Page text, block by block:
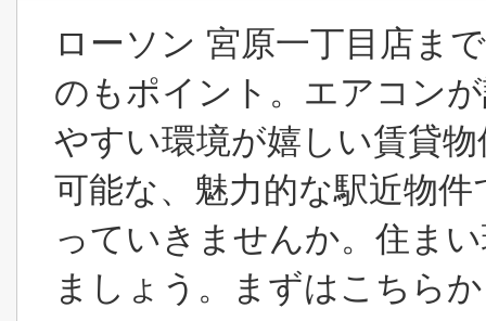
ローソン 宮原一丁目店ま
のもポイント。エアコン
やすい環境が嬉しい賃貸
可能な、魅力的な駅近物
っていきませんか。住ま
ましょう。まずはこちら